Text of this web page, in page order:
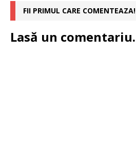
FII PRIMUL CARE COMENTEAZA!
Lasă un comentariu.